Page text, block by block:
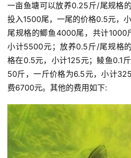
一亩鱼塘可以放养0.25斤/尾规格
投入1500尾，一尾的价格0.5元，
尾规格的鲫鱼4000尾，共计1000
小计5500元；放养0.5斤/尾规格
格在0.5元，小计125元；鲮鱼0.1
50斤，一斤价格为6.5元，小计
费6700元。其他的费用如下: